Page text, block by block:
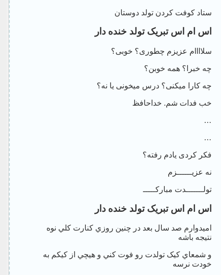
ستاد کوفت کردن تولد دوستان
اس ام اس تبریک تولد خنده دار
سلاااام عزیزم چطوری؟ خوبی؟
چه خبرا؟ همه خوبن؟
چه کارا میکنی؟ درس میخونی یا نه؟
خب فدات شم. خداحافظ
…
…
فکر کردی یادم رفته؟
نه عزیــــــزم
تولـــــــدت مبارکـــــ
اس ام اس تبریک تولد خنده دار
اميدوارم صد سال بعد در چنين روزي کنارت کلي نوه
نتيجه باشه
و شمعاي کيک تولدت رو فوت کني و هيچي از کيکم به
خودت نرسه